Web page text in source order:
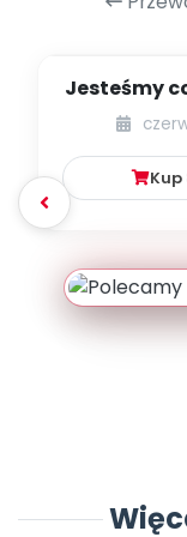
Jesteśmy
Kup